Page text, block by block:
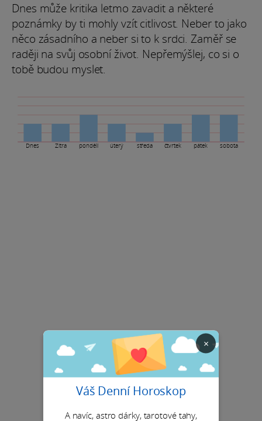
Dnes Zítra pondělí úterý středa čtvrtek pátek sobota
Dnes může kritika letmo zavadit a některé
poznámky by ti mohly vzít citlivost. Neber to jako
něco zásadního a neber si to k srdci. Zaměř se
raději na svůj osobní život. Nepřemýšlej, co si o
tobě budou myslet.
×
Váš Denní Horoskop
A navíc, astro dárky, tarotové tahy,